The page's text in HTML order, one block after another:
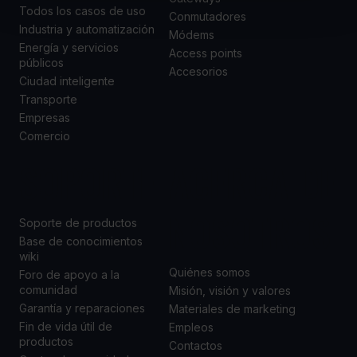
Todos los casos de uso
Industria y automatización
Energía y servicios
públicos
Ciudad inteligente
Transporte
Empresas
Comercio
Conmutadores
Módems
Access points
Accesorios
Soporte de productos
Base de conocimientos
wiki
Foro de apoyo a la
comunidad
Garantía y reparaciones
Fin de vida útil de
productos
Quiénes somos
Misión, visión y valores
Materiales de marketing
Empleos
Contactos